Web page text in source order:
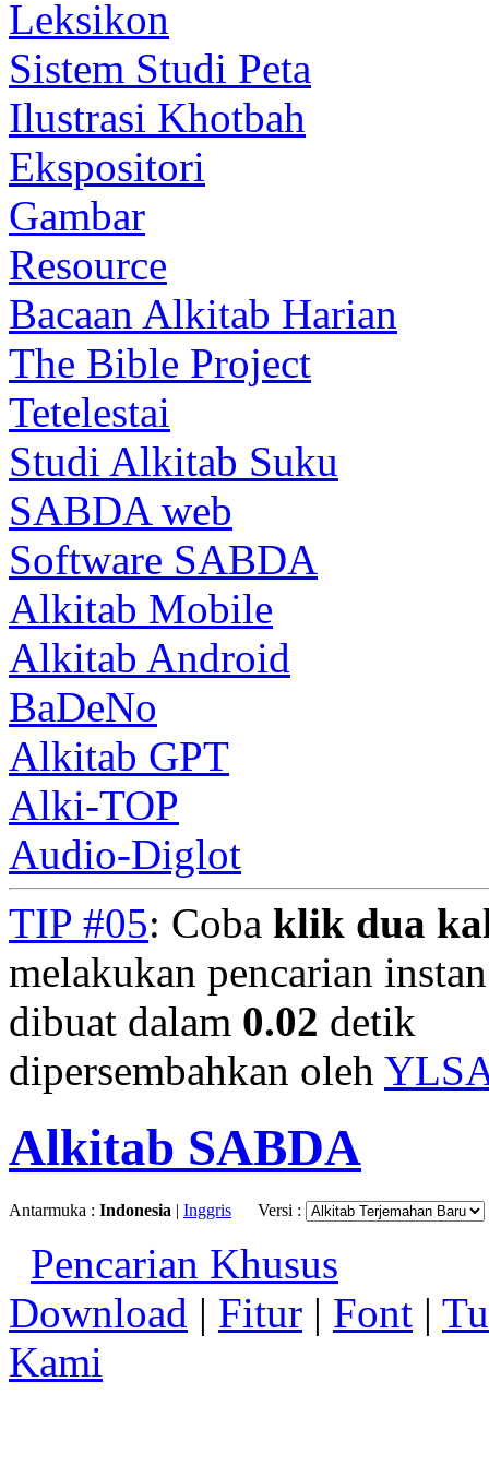
Leksikon
Sistem Studi Peta
Ilustrasi Khotbah
Ekspositori
Gambar
Resource
Bacaan Alkitab Harian
The Bible Project
Tetelestai
Studi Alkitab Suku
SABDA web
Software SABDA
Alkitab Mobile
Alkitab Android
BaDeNo
Alkitab GPT
Alki-TOP
Audio-Diglot
TIP #05: Coba klik dua
melakukan pencarian
dibuat dalam 0.02 detik
dipersembahkan oleh
Alkitab SABDA
Antarmuka : Indonesia | Inggris Versi :
Pencarian Khusus
Download | Fitur | Font |
Kami